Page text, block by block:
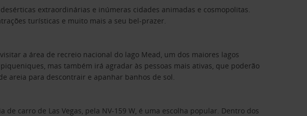
extraordinárias e inúmeras cidades animadas e cosmopolitas.
turísticas e muito mais a seu bel-prazer.
a área de recreio nacional do lago Mead, um dos maiores lagos
mas também irá agradar às pessoas mais ativas, que poderão
areia para descontrair e apanhar banhos de sol.
carro de Las Vegas, pela NV-159 W, é uma escolha popular. Dentro dos